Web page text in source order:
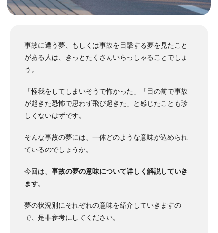
事故に遭う夢、もしくは事故を目撃する夢を見たこと
がある人は、きっとたくさんいらっしゃることでしょ
う。
「怪我をしてしまいそうで怖かった」「目の前で事故
が起きた恐怖で思わず飛び起きた」と感じたことも珍
しくないはずです。
そんな事故の夢には、一体どのような意味が込められ
ているのでしょうか。
今回は、 事故の夢の意味について詳しく解説していき
ます。
夢の状況別にそれぞれの意味を紹介していきますの
で、是非参考にしてください。